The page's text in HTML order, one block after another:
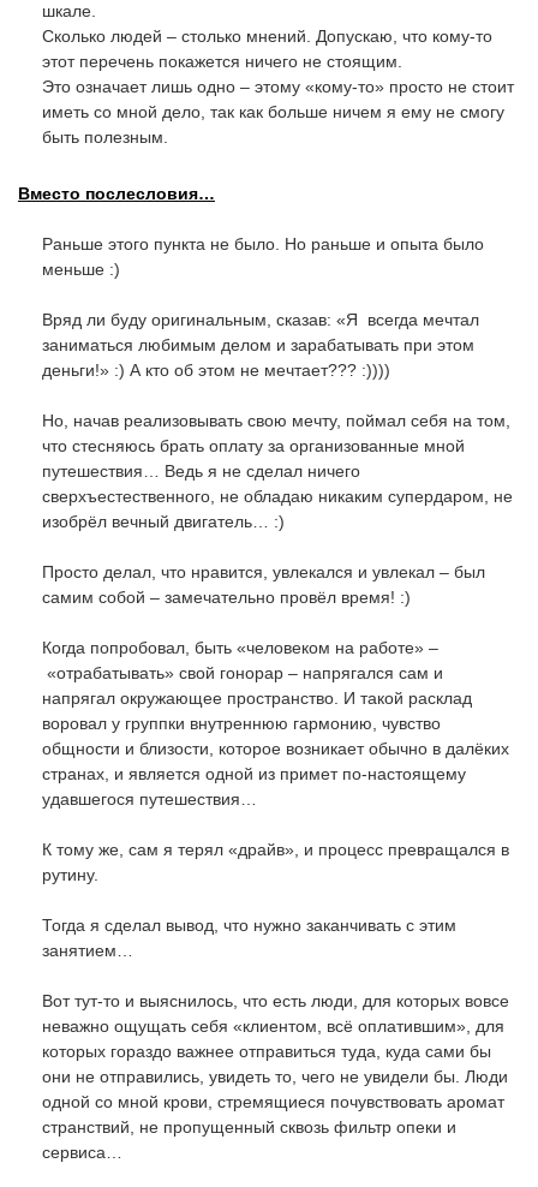
шкале.
Сколько людей – столько мнений. Допускаю, что кому-то
этот перечень покажется ничего не стоящим.
Это означает лишь одно – этому «кому-то» просто не стоит
иметь со мной дело, так как больше ничем я ему не смогу
быть полезным.
Вместо послесловия…
Раньше этого пункта не было. Но раньше и опыта было
меньше :)
Вряд ли буду оригинальным, сказав: «Я всегда мечтал
заниматься любимым делом и зарабатывать при этом
деньги!» :) А кто об этом не мечтает??? :))))
Но, начав реализовывать свою мечту, поймал себя на том,
что стесняюсь брать оплату за организованные мной
путешествия… Ведь я не сделал ничего
сверхъестественного, не обладаю никаким супердаром, не
изобрёл вечный двигатель… :)
Просто делал, что нравится, увлекался и увлекал – был
самим собой – замечательно провёл время! :)
Когда попробовал, быть «человеком на работе» –
«отрабатывать» свой гонорар – напрягался сам и
напрягал окружающее пространство. И такой расклад
воровал у группки внутреннюю гармонию, чувство
общности и близости, которое возникает обычно в далёких
странах, и является одной из примет по-настоящему
удавшегося путешествия…
К тому же, сам я терял «драйв», и процесс превращался в
рутину.
Тогда я сделал вывод, что нужно заканчивать с этим
занятием…
Вот тут-то и выяснилось, что есть люди, для которых вовсе
неважно ощущать себя «клиентом, всё оплатившим», для
которых гораздо важнее отправиться туда, куда сами бы
они не отправились, увидеть то, чего не увидели бы. Люди
одной со мной крови, стремящиеся почувствовать аромат
странствий, не пропущенный сквозь фильтр опеки и
сервиса…